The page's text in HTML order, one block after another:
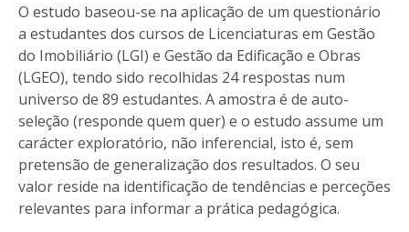
O estudo baseou-se na aplicação de um questionário
a estudantes dos cursos de Licenciaturas em Gestão
do Imobiliário (LGI) e Gestão da Edificação e Obras
(LGEO), tendo sido recolhidas 24 respostas num
universo de 89 estudantes. A amostra é de auto-
seleção (responde quem quer) e o estudo assume um
carácter exploratório, não inferencial, isto é, sem
pretensão de generalização dos resultados. O seu
valor reside na identificação de tendências e perceções
relevantes para informar a prática pedagógica.